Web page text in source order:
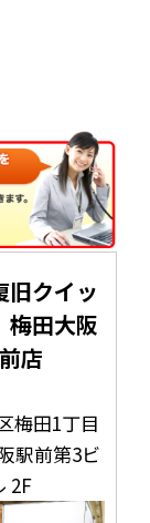
旧クイッ
田大阪
店
梅田1丁目
駅前第3ビ
2F